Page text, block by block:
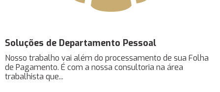
Soluções de Departamento Pessoal
Nosso trabalho vai além do processamento de sua Folha
de Pagamento. É com a nossa consultoria na área
trabalhista que...